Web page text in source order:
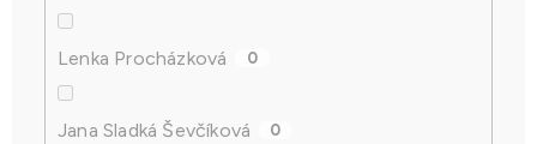
Lenka Procházková 0
Jana Sladká Ševčíková 0